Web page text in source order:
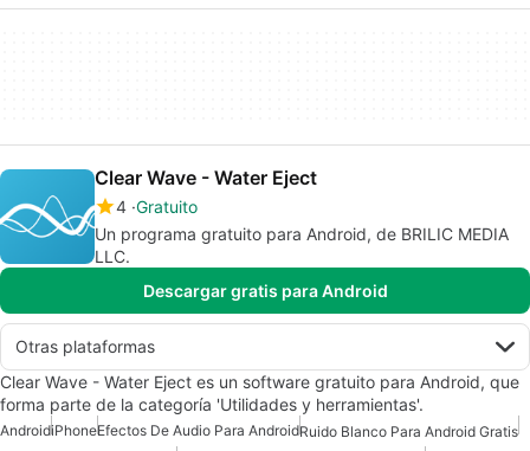
Clear Wave - Water Eject
4 Gratuito
Un programa gratuito para Android, de BRILIC MEDIA
LLC.
Descargar gratis para Android
Otras plataformas
Clear Wave - Water Eject es un software gratuito para Android, que
forma parte de la categoría 'Utilidades y herramientas'.
AndroidiPhoneEfectos De Audio Para AndroidRuido Blanco Para Android Gratis